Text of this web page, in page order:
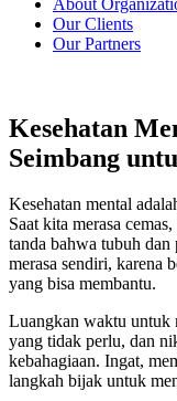
Our Clients
Our Partners
Kesehatan
Seimbang
Kesehatan mental
Saat kita merasa
tanda bahwa tubuh
merasa sendiri, karena
yang bisa membantu.
Luangkan waktu untuk
yang tidak perlu, dan
kebahagiaan. Ingat,
langkah bijak untuk